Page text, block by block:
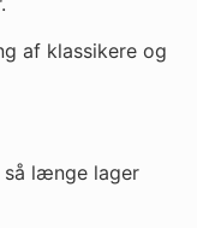
af klassikere og
længe lager